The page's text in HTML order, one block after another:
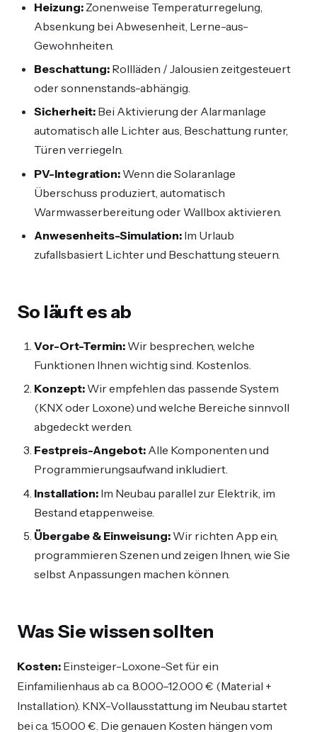
Heizung: Zonenweise Temperaturregelung,
Absenkung bei Abwesenheit, Lerne-aus-
Gewohnheiten.
Beschattung: Rollläden / Jalousien zeitgesteuert
oder sonnenstands-abhängig.
Sicherheit: Bei Aktivierung der Alarmanlage
automatisch alle Lichter aus, Beschattung runter,
Türen verriegeln.
PV-Integration: Wenn die Solaranlage
Überschuss produziert, automatisch
Warmwasserbereitung oder Wallbox aktivieren.
Anwesenheits-Simulation: Im Urlaub
zufallsbasiert Lichter und Beschattung steuern.
So läuft es ab
Vor-Ort-Termin: Wir besprechen, welche
Funktionen Ihnen wichtig sind. Kostenlos.
Konzept: Wir empfehlen das passende System
(KNX oder Loxone) und welche Bereiche sinnvoll
abgedeckt werden.
Festpreis-Angebot: Alle Komponenten und
Programmierungsaufwand inkludiert.
Installation: Im Neubau parallel zur Elektrik, im
Bestand etappenweise.
Übergabe & Einweisung: Wir richten App ein,
programmieren Szenen und zeigen Ihnen, wie Sie
selbst Anpassungen machen können.
Was Sie wissen sollten
Kosten: Einsteiger-Loxone-Set für ein
Einfamilienhaus ab ca. 8.000–12.000 € (Material +
Installation). KNX-Vollausstattung im Neubau startet
bei ca. 15.000 €. Die genauen Kosten hängen vom